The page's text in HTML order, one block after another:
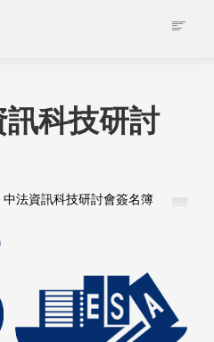
科技研討
中法資訊科技研討會簽名簿